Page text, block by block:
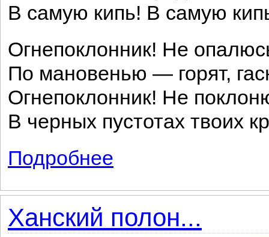
В самую кипь! В самую
Огнепоклонник! Не
По мановенью — горят,
Огнепоклонник! Не
В черных пустотах твоих
Подробнее
Ханский полон...